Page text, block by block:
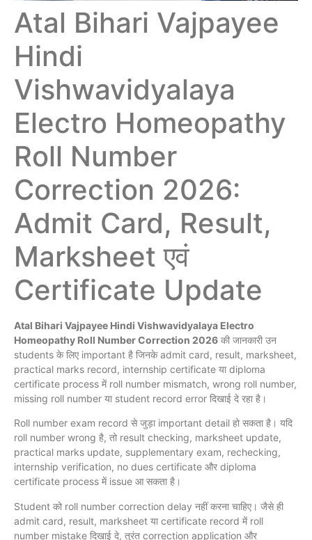
Atal Bihari Vajpayee
Hindi
Vishwavidyalaya
Electro Homeopathy
Roll Number
Correction 2026:
Admit Card, Result,
Marksheet एवं
Certificate Update
Atal Bihari Vajpayee Hindi Vishwavidyalaya Electro
Homeopathy Roll Number Correction 2026 की जानकारी उन
students के लिए important है जिनके admit card, result, marksheet,
practical marks record, internship certificate या diploma
certificate process में roll number mismatch, wrong roll number,
missing roll number या student record error दिखाई दे रहा है।
Roll number exam record से जुड़ा important detail हो सकता है। यदि
roll number wrong है, तो result checking, marksheet update,
practical marks update, supplementary exam, rechecking,
internship verification, no dues certificate और diploma
certificate process में issue आ सकता है।
Student को roll number correction delay नहीं करना चाहिए। जैसे ही
admit card, result, marksheet या certificate record में roll
number mistake दिखाई दे, तुरंत correction application और